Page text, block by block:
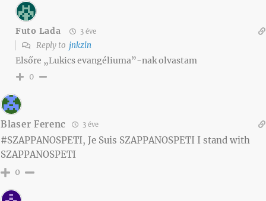
Futo Lada 3 éve
Reply to jnkzln
Elsőre „Lukics evangéliuma”-nak olvastam
0
Blaser Ferenc 3 éve
#SZAPPANOSPETI, Je Suis SZAPPANOSPETI I stand with
SZAPPANOSPETI
0